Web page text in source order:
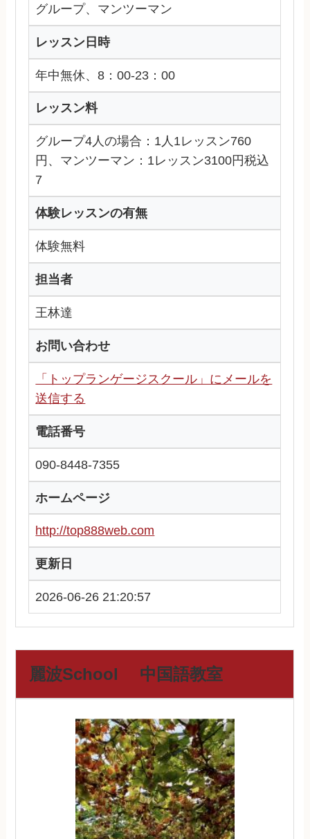
グループ、マンツーマン
レッスン日時
年中無休、8：00-23：00
レッスン料
グループ4人の場合：1人1レッスン760
円、マンツーマン：1レッスン3100円税込
7
体験レッスンの有無
体験無料
担当者
王林達
お問い合わせ
「トップランゲージスクール」にメールを
送信する
電話番号
090-8448-7355
ホームページ
http://top888web.com
更新日
2026-06-26 21:20:57
麗波School 中国語教室